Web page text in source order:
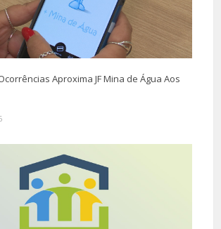
Aproxima JF Mina de Água Aos